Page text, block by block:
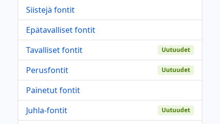
Siistejä fontit
Epätavalliset fontit
Tavalliset fontit
Uutuudet
Perusfontit Uutuudet
Painetut fontit
Juhla-fontit
Uutuudet